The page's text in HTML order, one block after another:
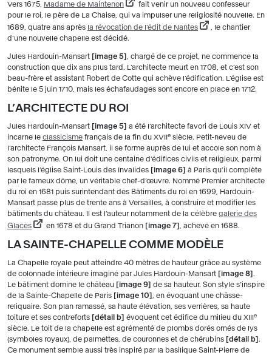
Vers 1675, Madame de Maintenon
fait venir un nouveau confesseur
pour le roi, le père de La Chaise, qui va impulser une religiosité nouvelle. En
1689, quatre ans après la révocation de l’édit de Nantes
, le chantier
d’une nouvelle chapelle est décidé.
Jules Hardouin-Mansart image 5
, chargé de ce projet, ne commence la
construction que dix ans plus tard. L’architecte meurt en 1708, et c’est son
beau-frère et assistant Robert de Cotte qui achève l’édification. L’église est
bénite le 5 juin 1710, mais les échafaudages sont encore en place en 1712.
L’ARCHITECTE DU ROI
Jules Hardouin-Mansart image 5
a été l’architecte favori de Louis XIV et
incarne le classicisme français de la fin du XVII e siècle. Petit-neveu de
l’architecte François Mansart, il se forme auprès de lui et accole son nom à
son patronyme. On lui doit une centaine d’édifices civils et religieux, parmi
lesquels l’église Saint-Louis des Invalides
image 6
à Paris qu’il complète
par le fameux dôme, un véritable chef-d’œuvre. Nommé Premier architecte
du roi en 1681 puis surintendant des Bâtiments du roi en 1699, Hardouin-
Mansart passe plus de trente ans à Versailles, à construire et modifier les
bâtiments du château. Il est l’auteur notamment de la célèbre galerie des
Glaces
en 1678 et du Grand Trianon image 7 , achevé en 1688.
LA SAINTE-CHAPELLE COMME MODÈLE
La Chapelle royale peut atteindre 40 mètres de hauteur grâce au système
de colonnade intérieure imaginé par Jules Hardouin-Mansart
image 8 .
Le bâtiment domine le château
image 9
de sa hauteur. Son style s’inspire
de la Sainte-Chapelle de Paris
image 10
, en évoquant une châsse-
reliquaire. Son plan ramassé, sa haute élévation, ses verrières, sa haute
toiture et ses contreforts
détail b évoquent cet édifice du milieu du XIII e
siècle. Le toit de la chapelle est agrémenté de plombs dorés ornés de lys
(symboles royaux), de palmettes, de couronnes et de chérubins
détail b .
Ce monument semble aussi très inspiré par la basilique Saint-Pierre de